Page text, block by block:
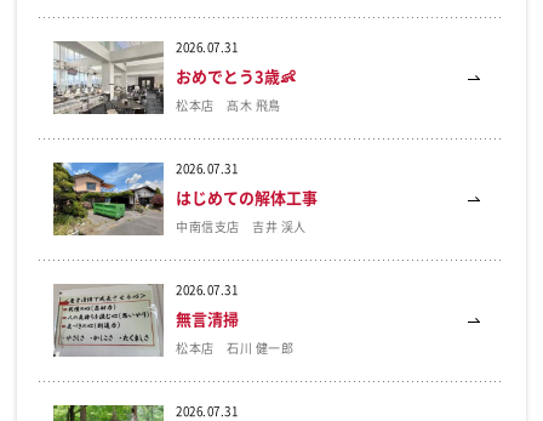
2026.07.31
松本店 髙木 飛鳥
おめでとう3歳👶
2026.07.31
中南信支店 吉井 渓人
はじめての解体工事
2026.07.31
松本店 石川 健一郎
無言清掃
2026.07.31